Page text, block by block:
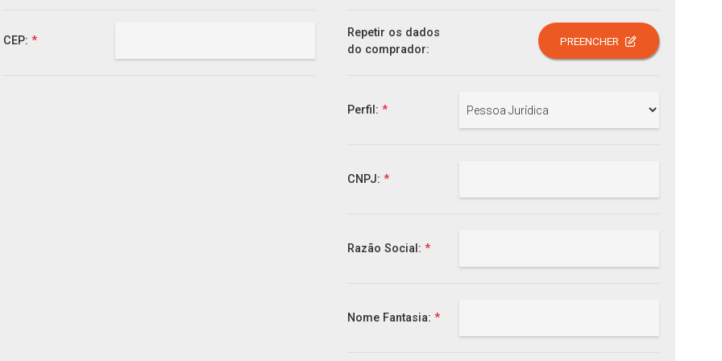
CEP: *
Repetir os dados
do comprador:
PREENCHER
Perfil: *
CNPJ: *
Razão Social: *
Nome Fantasia: *